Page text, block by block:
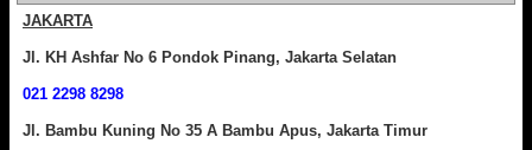
JAKARTA
Jl. KH Ashfar No 6 Pondok Pinang, Jakarta Selatan
021 2298 8298
Jl. Bambu Kuning No 35 A Bambu Apus, Jakarta Timur